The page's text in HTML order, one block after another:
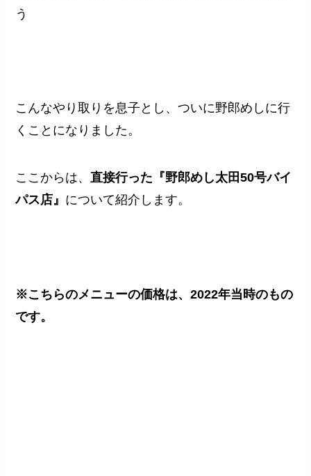
う
こんなやり取りを息子とし、ついに野郎めしに行
くことになりました。
ここからは、直接行った『野郎めし太田50号バイ
パス店』 について紹介します。
※こちらのメニューの価格は、2022年当時のもの
です。